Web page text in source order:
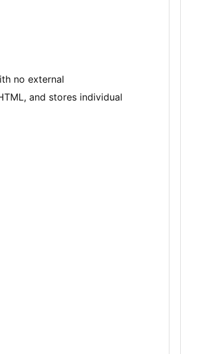
no external
and stores individual